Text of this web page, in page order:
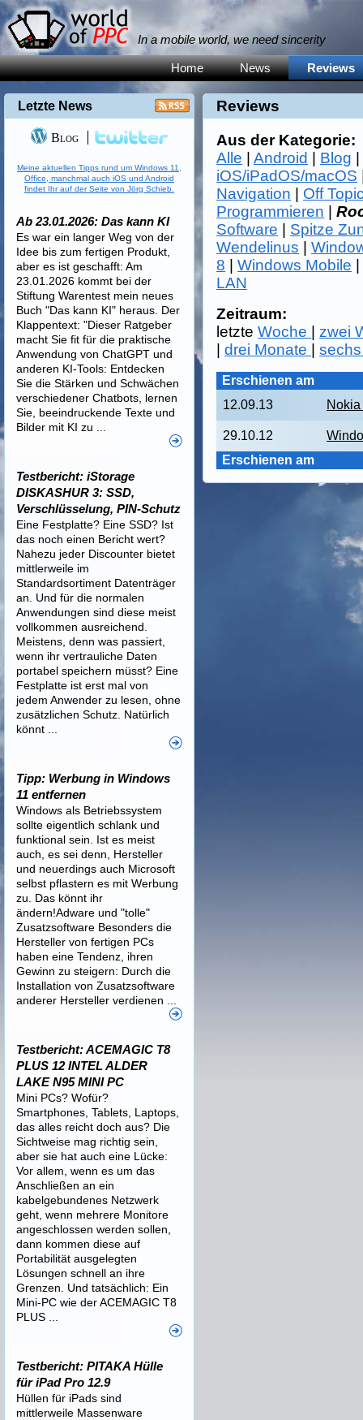
In a mobile world, we need sincerity
Home News Reviews
Reviews
Aus der Kategorie:
Alle |Android Blog
iOS/iPadOS/macOS
Navigation
Off
Programmieren |
Software
Spitze
Wendelinus |
8 |Windows Mobile
LAN
Zeitraum:
letzteWoche
zwei
|drei Monate |
Erschienen am
Erschienen am
12.09.13
29.10.12
Letzte News
Blog
Meine aktuellen Tipps rund um Windows 11,
Office, manchmal auch iOS und Android
findet Ihr auf der Seite von Jörg Schieb.
Ab 23.01.2026: Das kann KI
Es war ein langer Weg von der
Idee bis zum fertigen Produkt,
aber es ist geschafft: Am
23.01.2026 kommt bei der
Stiftung Warentest mein neues
Buch "Das kann KI" heraus. Der
Klappentext: "Dieser Ratgeber
macht Sie fit für die praktische
Anwendung von ChatGPT und
anderen KI-Tools: Entdecken
Sie die Stärken und Schwächen
verschiedener Chatbots, lernen
Sie, beeindruckende Texte und
Bilder mit KI zu ...
Testbericht: iStorage
DISKASHUR 3: SSD,
Verschlüsselung, PIN-Schutz
Eine Festplatte? Eine SSD? Ist
das noch einen Bericht wert?
Nahezu jeder Discounter bietet
mittlerweile im
Standardsortiment Datenträger
an. Und für die normalen
Anwendungen sind diese meist
vollkommen ausreichend.
Meistens, denn was passiert,
wenn ihr vertrauliche Daten
portabel speichern müsst? Eine
Festplatte ist erst mal von
jedem Anwender zu lesen, ohne
zusätzlichen Schutz. Natürlich
könnt ...
Tipp: Werbung in Windows
11 entfernen
Windows als Betriebssystem
sollte eigentlich schlank und
funktional sein. Ist es meist
auch, es sei denn, Hersteller
und neuerdings auch Microsoft
selbst pflastern es mit Werbung
zu. Das könnt ihr
ändern!Adware und "tolle"
Zusatzsoftware Besonders die
Hersteller von fertigen PCs
haben eine Tendenz, ihren
Gewinn zu steigern: Durch die
Installation von Zusatzsoftware
anderer Hersteller verdienen ...
Testbericht: ACEMAGIC T8
PLUS 12 INTEL ALDER
LAKE N95 MINI PC
Mini PCs? Wofür?
Smartphones, Tablets, Laptops,
das alles reicht doch aus? Die
Sichtweise mag richtig sein,
aber sie hat auch eine Lücke:
Vor allem, wenn es um das
Anschließen an ein
kabelgebundenes Netzwerk
geht, wenn mehrere Monitore
angeschlossen werden sollen,
dann kommen diese auf
Portabilität ausgelegten
Lösungen schnell an ihre
Grenzen. Und tatsächlich: Ein
Mini-PC wie der ACEMAGIC T8
PLUS ...
Testbericht: PITAKA Hülle
für iPad Pro 12.9
Hüllen für iPads sind
mittlerweile Massenware